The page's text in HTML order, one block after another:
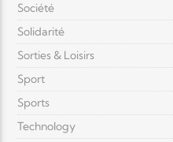
Société
Solidarité
Sorties & Loisirs
Sport
Sports
Technology